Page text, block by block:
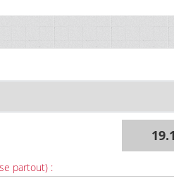
partout) :